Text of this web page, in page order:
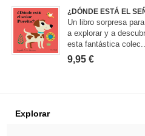
¿DÓNDE ESTÁ EL
Un libro sorpresa
a explorar y a
esta fantástica
9,95 €
Explorar